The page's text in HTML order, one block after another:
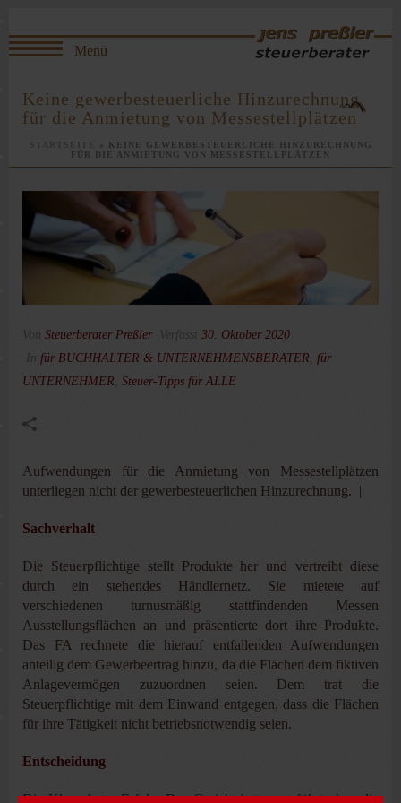
Keine gewerbesteuerliche Hinzurechnung
für die Anmietung von Messestellplätzen
»
KEINE GEWERBESTEUERLICHE HINZURECHNUNG
FÜR DIE ANMIETUNG VON MESSESTELLPLÄTZEN
Von Steuerberater Preßler Verfasst 30. Oktober 2020
In für BUCHHALTER & UNTERNEHMENSBERATER
für
UNTERNEHMER Steuer-Tipps für ALLE
Aufwendungen für die Anmietung von Messestellplätzen
unterliegen nicht der gewerbesteuerlichen Hinzurechnung. |
Sachverhalt
Die Steuerpflichtige stellt Produkte her und vertreibt diese
durch ein stehendes Händlernetz. Sie mietete auf
verschiedenen turnusmäßig stattfindenden Messen
Ausstellungsflächen an und präsentierte dort ihre Produkte.
Das FA rechnete die hierauf entfallenden Aufwendungen
anteilig dem Gewerbeertrag hinzu, da die Flächen dem fiktiven
Anlagevermögen zuzuordnen seien. Dem trat die
Steuerpflichtige mit dem Einwand entgegen, dass die Flächen
für ihre Tätigkeit nicht betriebsnotwendig seien.
Entscheidung
Die Klage hatte Erfolg. Das Gericht hat ausgeführt, dass die